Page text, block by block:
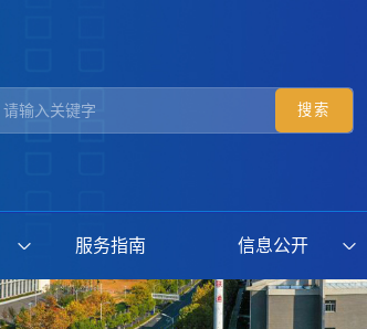
服务指南 信息公开